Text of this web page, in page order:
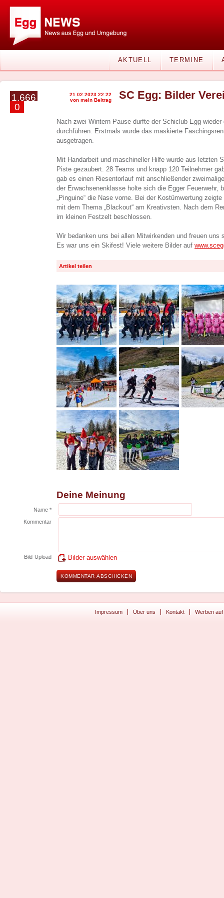
AKTUELL TERMINE
1.666
0
21.02.2023 22:22
von mein Beitrag
SC Egg: Bilder
Nach zwei Wintern Pause durfte der Schiclub Egg wieder
durchführen. Erstmals wurde das maskierte
ausgetragen.
Mit Handarbeit und maschineller Hilfe wurde aus letzten
Piste gezaubert. 28 Teams und knapp 120 Teilnehmer
gab es einen Riesentorlauf mit anschließender
der Erwachsenenklasse holte sich die Egger Feuerwehr,
„Pinguine“ die Nase vorne. Bei der Kostümwertung
mit dem Thema „Blackout“ am Kreativsten. Nach dem
im kleinen Festzelt beschlossen.
Wir bedanken uns bei allen Mitwirkenden und freuen uns
Es war uns ein Skifest! Viele weitere Bilder auf
Artikel teilen
Deine Meinung
Name *
Kommentar
Bild-Upload Bilder auswählen
Impressum Über uns Kontakt Werben